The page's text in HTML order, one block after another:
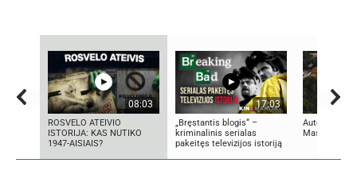
08:03
ROSVELO ATEIVIO
ISTORIJA: KAS NUTIKO
1947-AISIAIS?
17:03
„Bręstantis blogis“ –
kriminalinis serialas
pakeitęs televizijos istoriją
Autorius
Mascinskas